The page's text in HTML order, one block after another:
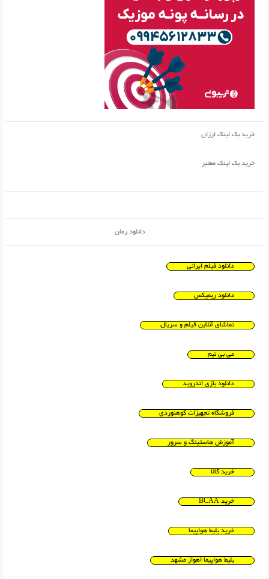
خرید بک لینک ارزان
خرید بک لینک معتبر
دانلود رمان
دانلود فیلم ایرانی
دانلود ریمیکس
تماشای آنلاین فیلم و سریال
می بی نیم
دانلود بازی اندروید
فروشگاه تجهیزات کوهنوردی
آموزش هاستینگ و سرور
خرید کالا
خرید BCAA
خرید بلیط هواپیما
بلیط هواپیما اهواز مشهد